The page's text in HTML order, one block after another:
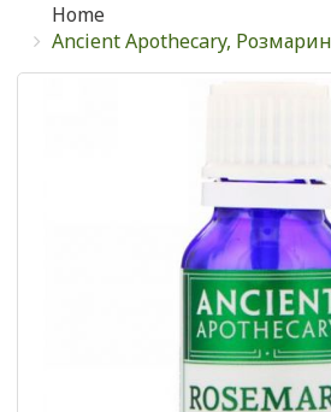
Home
Ancient Apothecary,